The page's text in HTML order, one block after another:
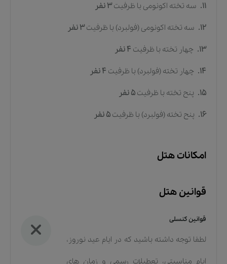
11. سه تخته اکونومی با ظرفیت 3 نفر
12. سه تخته اکونومی (فولبرد) با ظرفیت 3 نفر
13. چهار تخته با ظرفیت 4 نفر
14. چهار تخته (فولبرد) با ظرفیت 4 نفر
15. پنح تخته با ظرفیت 5 نفر
16. پنح تخته (فولبرد) با ظرفیت 5 نفر
امکانات هتل
قوانین هتل
قوانین کنسلی
لطفا توجه داشته باشید که در ایام عید نوروز،
ایام مناسبتی، تعطیلات رسمی و زمان های